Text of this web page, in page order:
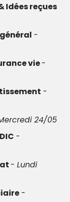
Idées reçues
vie
24/05
- Lundi